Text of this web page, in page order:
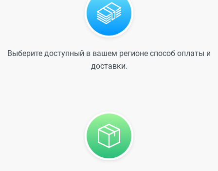
Выберите доступный в вашем регионе способ оплаты и
доставки.